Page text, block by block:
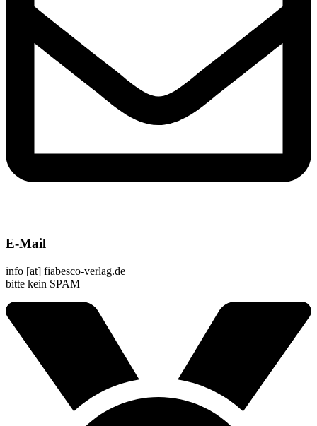
E-Mail
info [at] fiabesco-verlag.de
bitte kein SPAM